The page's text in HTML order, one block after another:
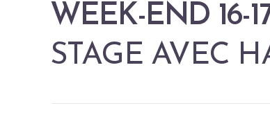
WEEK-END 16-
STAGE AVEC